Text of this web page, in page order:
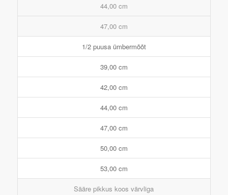
44,00 cm
47,00 cm
1/2 puusa ümbermõõt
39,00 cm
42,00 cm
44,00 cm
47,00 cm
50,00 cm
53,00 cm
Sääre pikkus koos värvliga